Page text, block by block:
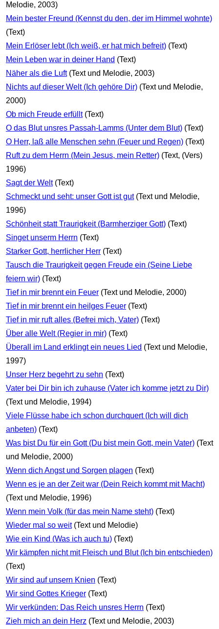
Melodie, 2003)
Mein bester Freund (Kennst du den, der im Himmel wohnte)
(Text)
Mein Erlöser lebt (Ich weiß, er hat mich befreit) (Text)
Mein Leben war in deiner Hand (Text)
Näher als die Luft (Text und Melodie, 2003)
Nichts auf dieser Welt (Ich gehöre Dir) (Text und Melodie,
2000)
Ob mich Freude erfüllt (Text)
O das Blut unsres Passah-Lamms (Unter dem Blut) (Text)
O Herr, laß alle Menschen sehn (Feuer und Regen) (Text)
Ruft zu dem Herrn (Mein Jesus, mein Retter) (Text, (Vers)
1996)
Sagt der Welt (Text)
Schmeckt und seht: unser Gott ist gut (Text und Melodie,
1996)
Schönheit statt Traurigkeit (Barmherziger Gott) (Text)
Singet unserm Herrn (Text)
Starker Gott, herrlicher Herr (Text)
Tausch die Traurigkeit gegen Freude ein (Seine Liebe
feiern wir) (Text)
Tief in mir brennt ein Feuer (Text und Melodie, 2000)
Tief in mir brennt ein heilges Feuer (Text)
Tief in mir ruft alles (Befrei mich, Vater) (Text)
Über alle Welt (Regier in mir) (Text)
Überall im Land erklingt ein neues Lied (Text und Melodie,
1997)
Unser Herz begehrt zu sehn (Text)
Vater bei Dir bin ich zuhause (Vater ich komme jetzt zu Dir)
(Text und Melodie, 1994)
Viele Flüsse habe ich schon durchquert (Ich will dich
anbeten) (Text)
Was bist Du für ein Gott (Du bist mein Gott, mein Vater) (Text
und Melodie, 2000)
Wenn dich Angst und Sorgen plagen (Text)
Wenn es je an der Zeit war (Dein Reich kommt mit Macht)
(Text und Melodie, 1996)
Wenn mein Volk (für das mein Name steht) (Text)
Wieder mal so weit (Text und Melodie)
Wie ein Kind (Was ich auch tu) (Text)
Wir kämpfen nicht mit Fleisch und Blut (Ich bin entschieden)
(Text)
Wir sind auf unsern Knien (Text)
Wir sind Gottes Krieger (Text)
Wir verkünden: Das Reich unsres Herrn (Text)
Zieh mich an dein Herz (Text und Melodie, 2003)